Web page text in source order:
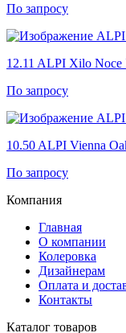
По запросу
12.11 ALPI Xilo Noce
По запросу
10.50 ALPI Vienna
По запросу
Компания
Главная
О компании
Колеровка
Дизайнерам
Оплата и
Контакты
Каталог товаров